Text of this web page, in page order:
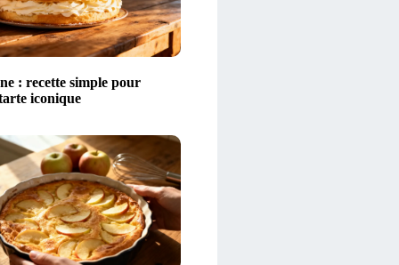
: recette simple pour
iconique